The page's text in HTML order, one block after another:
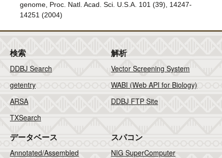
English
genome, Proc. Natl. Acad. Sci. U.S.A. 101 (39), 14247-
14251 (2004)
検索
DDBJ Search
getentry
ARSA
TXSearch
解析
Vector Screening System
WABI (Web API for Biology)
DDBJ FTP Site
データベース
Annotated/Assembled
スパコン
NIG SuperComputer